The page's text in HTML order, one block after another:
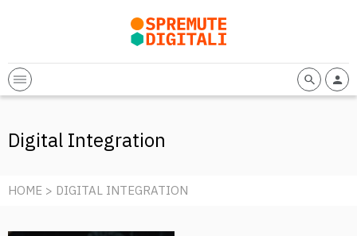
Digital Integration
HOME > DIGITAL INTEGRATION